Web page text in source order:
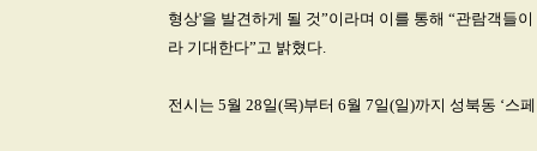
형상'을 발견하게 될 것”이라며 이를 통해 “관람객들
라 기대한다”고 밝혔다.
전시는 5월 28일(목)부터 6월 7일(일)까지 성북동 ‘스